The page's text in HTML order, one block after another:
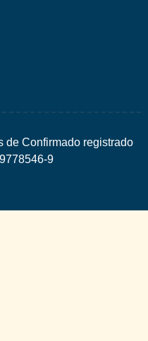
de Confirmado registrado
9